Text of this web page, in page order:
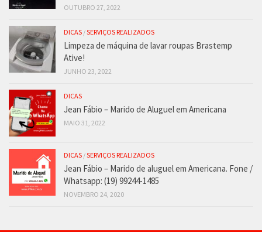
OUTUBRO 27, 2022
DICAS /SERVIÇOS REALIZADOS
Limpeza de máquina de lavar roupas Brastemp
Ative!
JUNHO 23, 2022
DICAS
Jean Fábio – Marido de Aluguel em Americana
MAIO 31, 2022
DICAS /SERVIÇOS REALIZADOS
Jean Fábio – Marido de aluguel em Americana. Fone /
Whatsapp: (19) 99244-1485
NOVEMBRO 24, 2020